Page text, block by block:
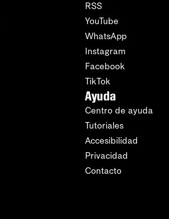
RSS
YouTube
WhatsApp
Instagram
Facebook
TikTok
Ayuda
Centro de ayuda
Tutoriales
Accesibilidad
Privacidad
Contacto